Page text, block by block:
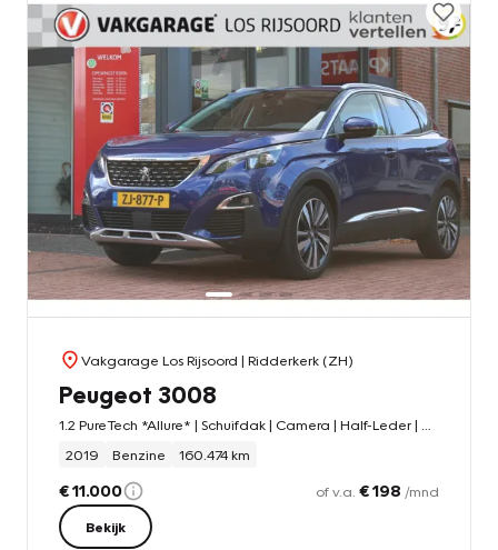
Vakgarage Los Rijsoord | Ridderkerk (ZH)
Peugeot 3008
2019
Benzine 160.474 km
€ 11.000 of v.a. € 198 /mnd
Bekijk